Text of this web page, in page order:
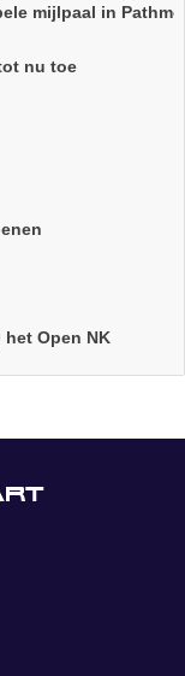
mijlpaal in
nu toe
het Open NK